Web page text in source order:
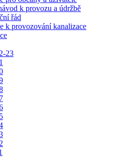
k provozu a údržbě
řád
k provozování kanalizace
23